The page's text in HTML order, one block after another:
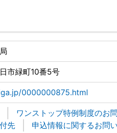
市緑町10番5号
0000000875.html
ワンストップ特例制度のお
先
申込情報に関するお問